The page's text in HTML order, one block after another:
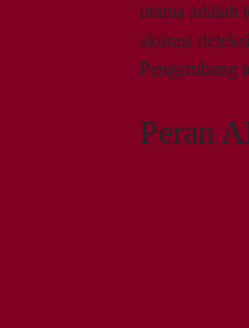
utama adalah
akurasi
Pengembang
Peran